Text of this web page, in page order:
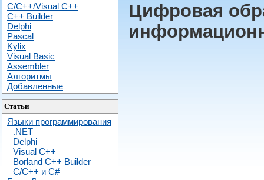
C/C++/Visual C++
С++ Builder
Delphi
Pascal
Kylix
Visual Basic
Assembler
Алгоритмы
Добавленные
Статьи
Языки программирования
.NET
Delphi
Visual C++
Borland C++ Builder
C/С++ и C#
Цифровая